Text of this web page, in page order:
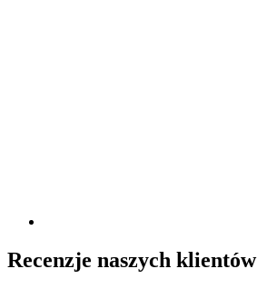
Recenzje naszych klientów